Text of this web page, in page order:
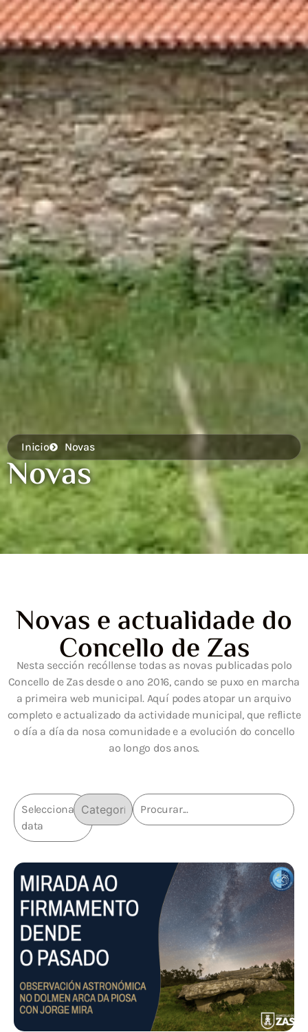
Inicio Novas
Novas
Novas e actualidade do
Concello de Zas
Nesta sección recóllense todas as novas publicadas polo
Concello de Zas desde o ano 2016, cando se puxo en marcha
a primeira web municipal. Aquí podes atopar un arquivo
completo e actualizado da actividade municipal, que reflicte
o día a día da nosa comunidade e a evolución do concello
ao longo dos anos.
Selecciona
data